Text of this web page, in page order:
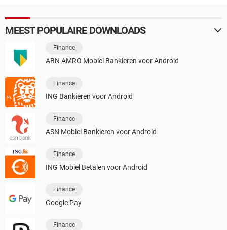
MEEST POPULAIRE DOWNLOADS
Finance
ABN AMRO Mobiel Bankieren voor Android
Finance
ING Bankieren voor Android
Finance
ASN Mobiel Bankieren voor Android
Finance
ING Mobiel Betalen voor Android
Finance
Google Pay
Finance